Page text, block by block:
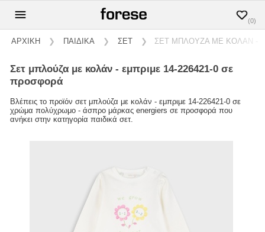
(0)
ΑΡΧΙΚΗ ❯ ΠΑΙΔΙΚΑ ❯ ΣΕΤ ❯ ΣΕΤ ΜΠΛΟΥΖΑ ΜΕ ΚΟΛΑΝ -
σετ μπλούζα με κολάν - εμπριμε 14-226421-0 σε
προσφορά
Βλέπεις το προϊόν σετ μπλούζα με κολάν - εμπριμε 14-226421-0 σε
χρώμα πολύχρωμο - άσπρο μάρκας energiers σε προσφορά που
ανήκει στην κατηγορία παιδικά σετ.